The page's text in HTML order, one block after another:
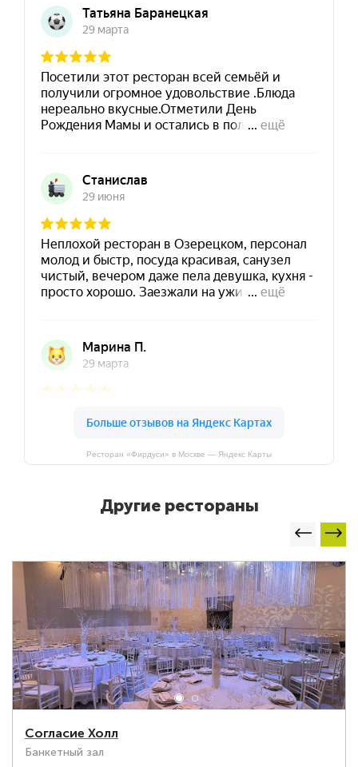
Ресторан «Фирдуси» в Москве — Яндекс Карты
Другие рестораны
Согласие Холл
Банкетный зал